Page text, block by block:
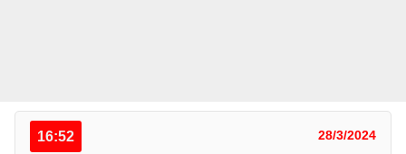
16:52 28/3/2024